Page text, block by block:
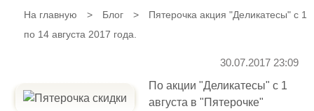
На главную > Блог >
Пятерочка акция "Деликатесы" с 1
по 14 августа 2017 года.
30.07.2017 23:09
По акции "Деликатесы" с 1
августа в "Пятерочке"